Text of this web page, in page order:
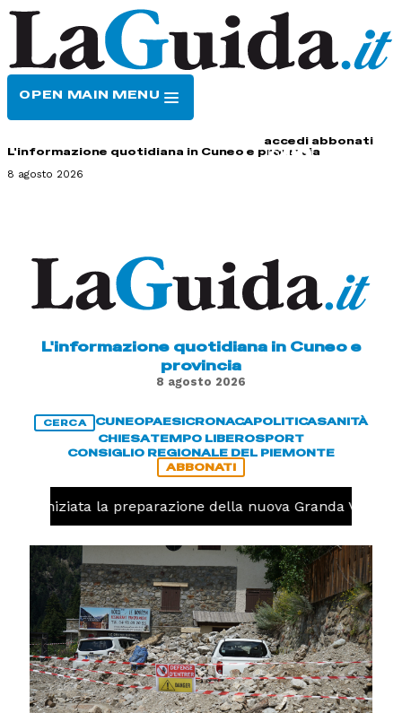
OPEN MAIN MENU
accedi abbonati
L'informazione quotidiana in Cuneo e provincia
8 agosto 2026
L'informazione quotidiana in Cuneo e
provincia
8 agosto 2026
CERCA CUNEOPAESICRONACAPOLITICASANITÀ
CHIESATEMPO LIBEROSPORT
CONSIGLIO REGIONALE DEL PIEMONTE
ABBONATI
iniziata la preparazione della nuova Granda Volley